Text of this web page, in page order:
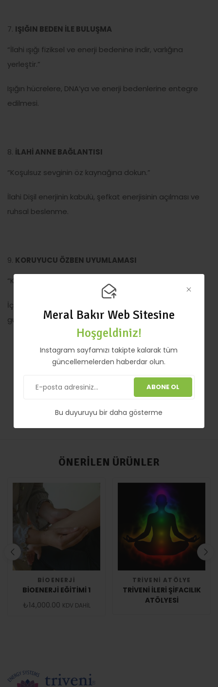
Meral Bakır Web Sitesine
Hoşgeldiniz!
Instagram sayfamızı takipte kalarak tüm
güncellemelerden haberdar olun.
ABONE OL
Bu duyuruyu bir daha gösterme
IŞIĞIN BEDEN İLE BULUŞMA
“İlahi ışığı fiziksel ve enerji bedenine indir, varlığına
yerleştir.”
Işığın hücrelere, DNA’ya ve enerji bedenlerine entegre
edilmesi.
İLAHİ ANNE BAĞLANTISI
“Koşulsuz sevginin öz kaynağına dokun.”
İlahi Dişil enerjinin kabulü, şefkat enerjisinin açılması ve
ruhsal beslenme.
KORUYUCU ÖZBEN UYUMLAMASI
“Kendi kutsal koruyucunu uyandır.”
İçsel savaşçı, iç bilge ve koruyucu özben ile bağlantı;
güven, güç ve ruhsal korunma aktivasyonu.
ÖNERILEN ÜRÜNLER
BIOENERJI
BIOENERJI EĞITIMI 1
₺14,000.00 KDV DAHİL
TRIVENI ATÖLYE
TRIVENI İLERI ŞIFACILIK
ATÖLYESI